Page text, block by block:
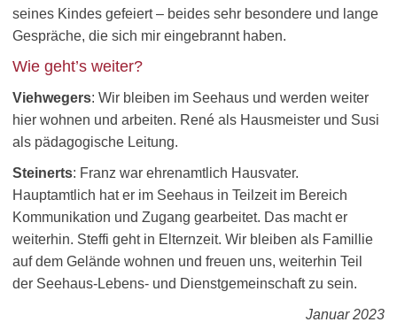
seines Kindes gefeiert – beides sehr besondere und lange
Gespräche, die sich mir eingebrannt haben.
Wie geht’s weiter?
Viehwegers: Wir bleiben im Seehaus und werden weiter
hier wohnen und arbeiten. René als Hausmeister und Susi
als pädagogische Leitung.
Steinerts: Franz war ehrenamtlich Hausvater.
Hauptamtlich hat er im Seehaus in Teilzeit im Bereich
Kommunikation und Zugang gearbeitet. Das macht er
weiterhin. Steffi geht in Elternzeit. Wir bleiben als Famillie
auf dem Gelände wohnen und freuen uns, weiterhin Teil
der Seehaus-Lebens- und Dienstgemeinschaft zu sein.
Januar 2023